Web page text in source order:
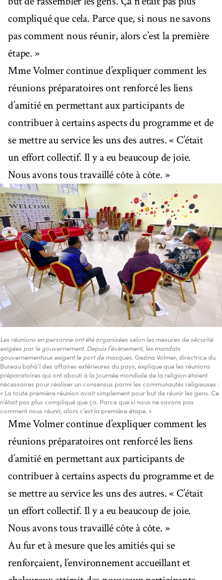
compliqué que cela. Parce que, si nous ne savons
pas comment nous réunir, alors c’est la première
étape. »
Mme Volmer continue d’expliquer comment les
réunions préparatoires ont renforcé les liens
d’amitié en permettant aux participants de
contribuer à certains aspects du programme et de
se mettre au service les uns des autres. « C’était
un effort collectif. Il y a eu beaucoup de joie.
Nous avons tous travaillé côte à côte. »
Les réunions en personne ont été organisées selon les mesures de sécurité
exigées par le gouvernement. Depuis l’évènement, les mandats
gouvernementaux exigent le port de masques. Gezina Volmer, directrice du
Bureau bahá’í des affaires extérieures du pays, explique que les réunions
préparatoires qui ont abouti à la Journée mondiale de la religion étaient
nécessaires pour réaliser un consensus parmi les communautés religieuses :
« La toute première réunion avait simplement pour but de réunir les gens. Ce
n’était pas plus compliqué que ça. Parce que si nous ne savons pas
comment nous réunir, alors c’est la première étape. »
Mme Volmer continue d’expliquer comment les
réunions préparatoires ont renforcé les liens
d’amitié en permettant aux participants de
contribuer à certains aspects du programme et de
se mettre au service les uns des autres. « C’était
un effort collectif. Il y a eu beaucoup de joie.
Nous avons tous travaillé côte à côte. »
Au fur et à mesure que les amitiés qui se
renforçaient, l’environnement accueillant et